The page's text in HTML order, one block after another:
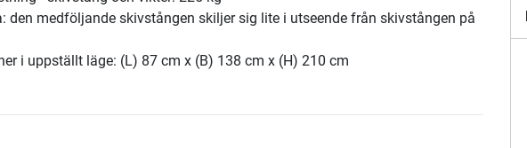
den medföljande skivstången skiljer sig lite i utseende från skivstången på
i uppställt läge: (L) 87 cm x (B) 138 cm x (H) 210 cm